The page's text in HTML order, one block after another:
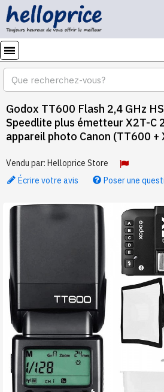
Godox TT600 Flash 2,4 GHz
Speedlite plus émetteur X2T-C
appareil photo Canon (TT600 +
Vendu par: Helloprice Store
Écrire votre avis
Poser une